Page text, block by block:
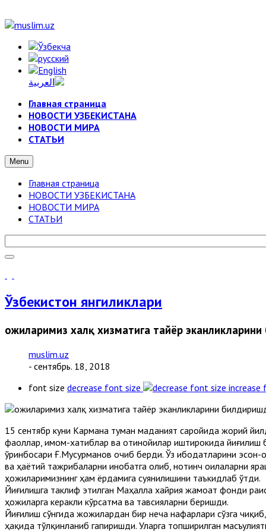
Главная страница
НОВОСТИ УЗБЕКИСТАНА
НОВОСТИ МИРА
СТАТЬИ
Menu
Главная страница
НОВОСТИ УЗБЕКИСТАНА
НОВОСТИ МИРА
СТАТЬИ
Ўзбекистон янгиликлари
Ҳожиларимиз халқ хизматига тайёр
muslim.uz
- сентябрь. 18, 2018
font size decrease font size increase
15 сентябр куни Кармана туман маданият саройида жорий
фаоллар, имом-хатиблар ва отинойилар иштирокида
ўринбосари Ғ.Мусурманов очиб берди. Ўз ибодатларини
ва ҳаётий тажрибаларни инобатга олиб, нотинч оилаларни
ҳожиларимизнинг ҳам ёрдамига суянилишини таъкидлаб ўтди.
Йиғилишга таклиф этилган Маҳалла хайрия жамоат фонди
ҳожиларга керакли кўрсатма ва тавсияларни беришди.
Йиғилиш сўнгида жожилардан бир неча нафарлари сўзга
ҳақида тўлқинланиб гапиришди. Уларга топширилган